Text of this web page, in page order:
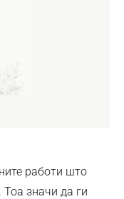
работи што
значи да ги